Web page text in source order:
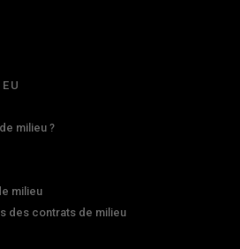
milieu ?
milieu
des contrats de milieu